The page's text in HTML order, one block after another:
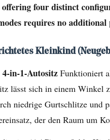
four distinct
requires no
Kleinkind
4-in-1-Autositz Funktioniert
lässt sich in einem Winkel
niedrige Gurtschlitze und
der den Raum um